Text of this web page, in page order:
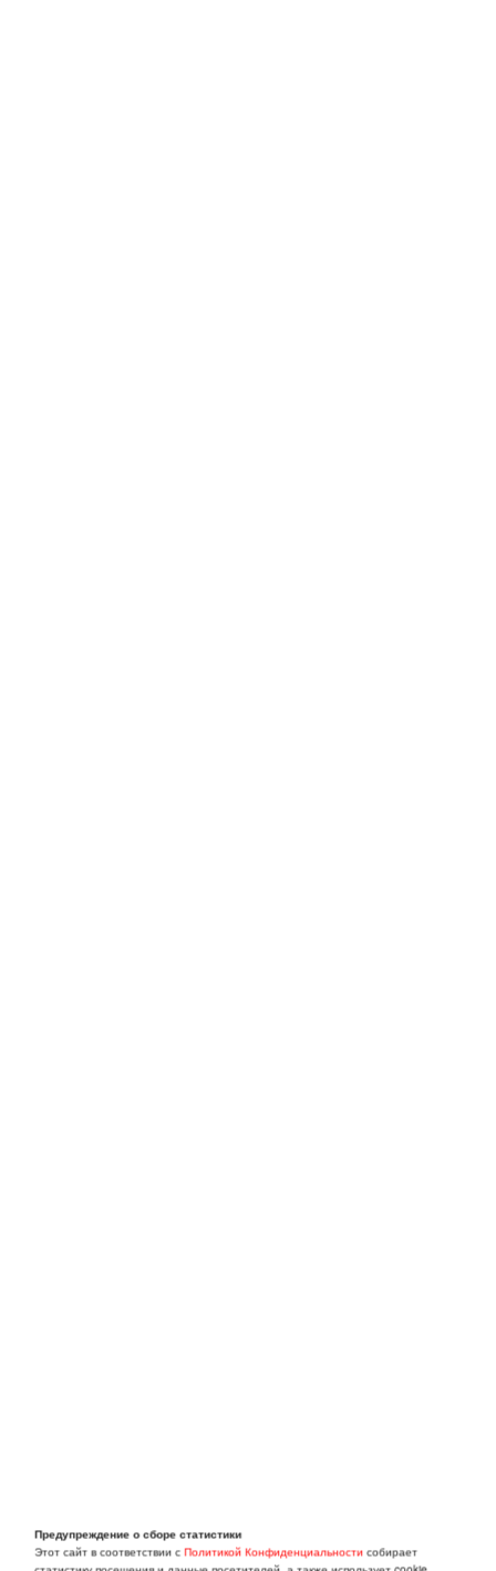
Предупреждение о сборе статистики
Этот сайт в соответствии сПолитикой Конфиденциальности собирает